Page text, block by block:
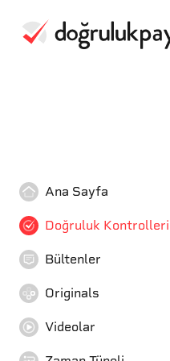
Ana Sayfa
Doğruluk Kontrolleri
Bültenler
Originals
Videolar